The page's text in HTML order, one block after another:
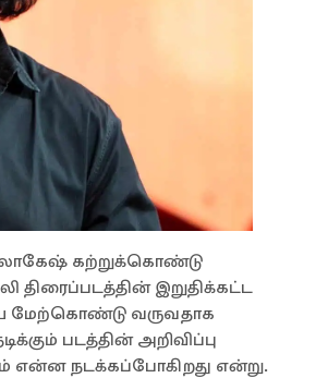
லோகேஷ் கற்றுக்கொண்டு
திரைப்படத்தின் இறுதிக்கட்ட
மேற்கொண்டு வருவதாக
படத்தின் அறிவிப்பு
என்ன நடக்கப்போகிறது என்று.